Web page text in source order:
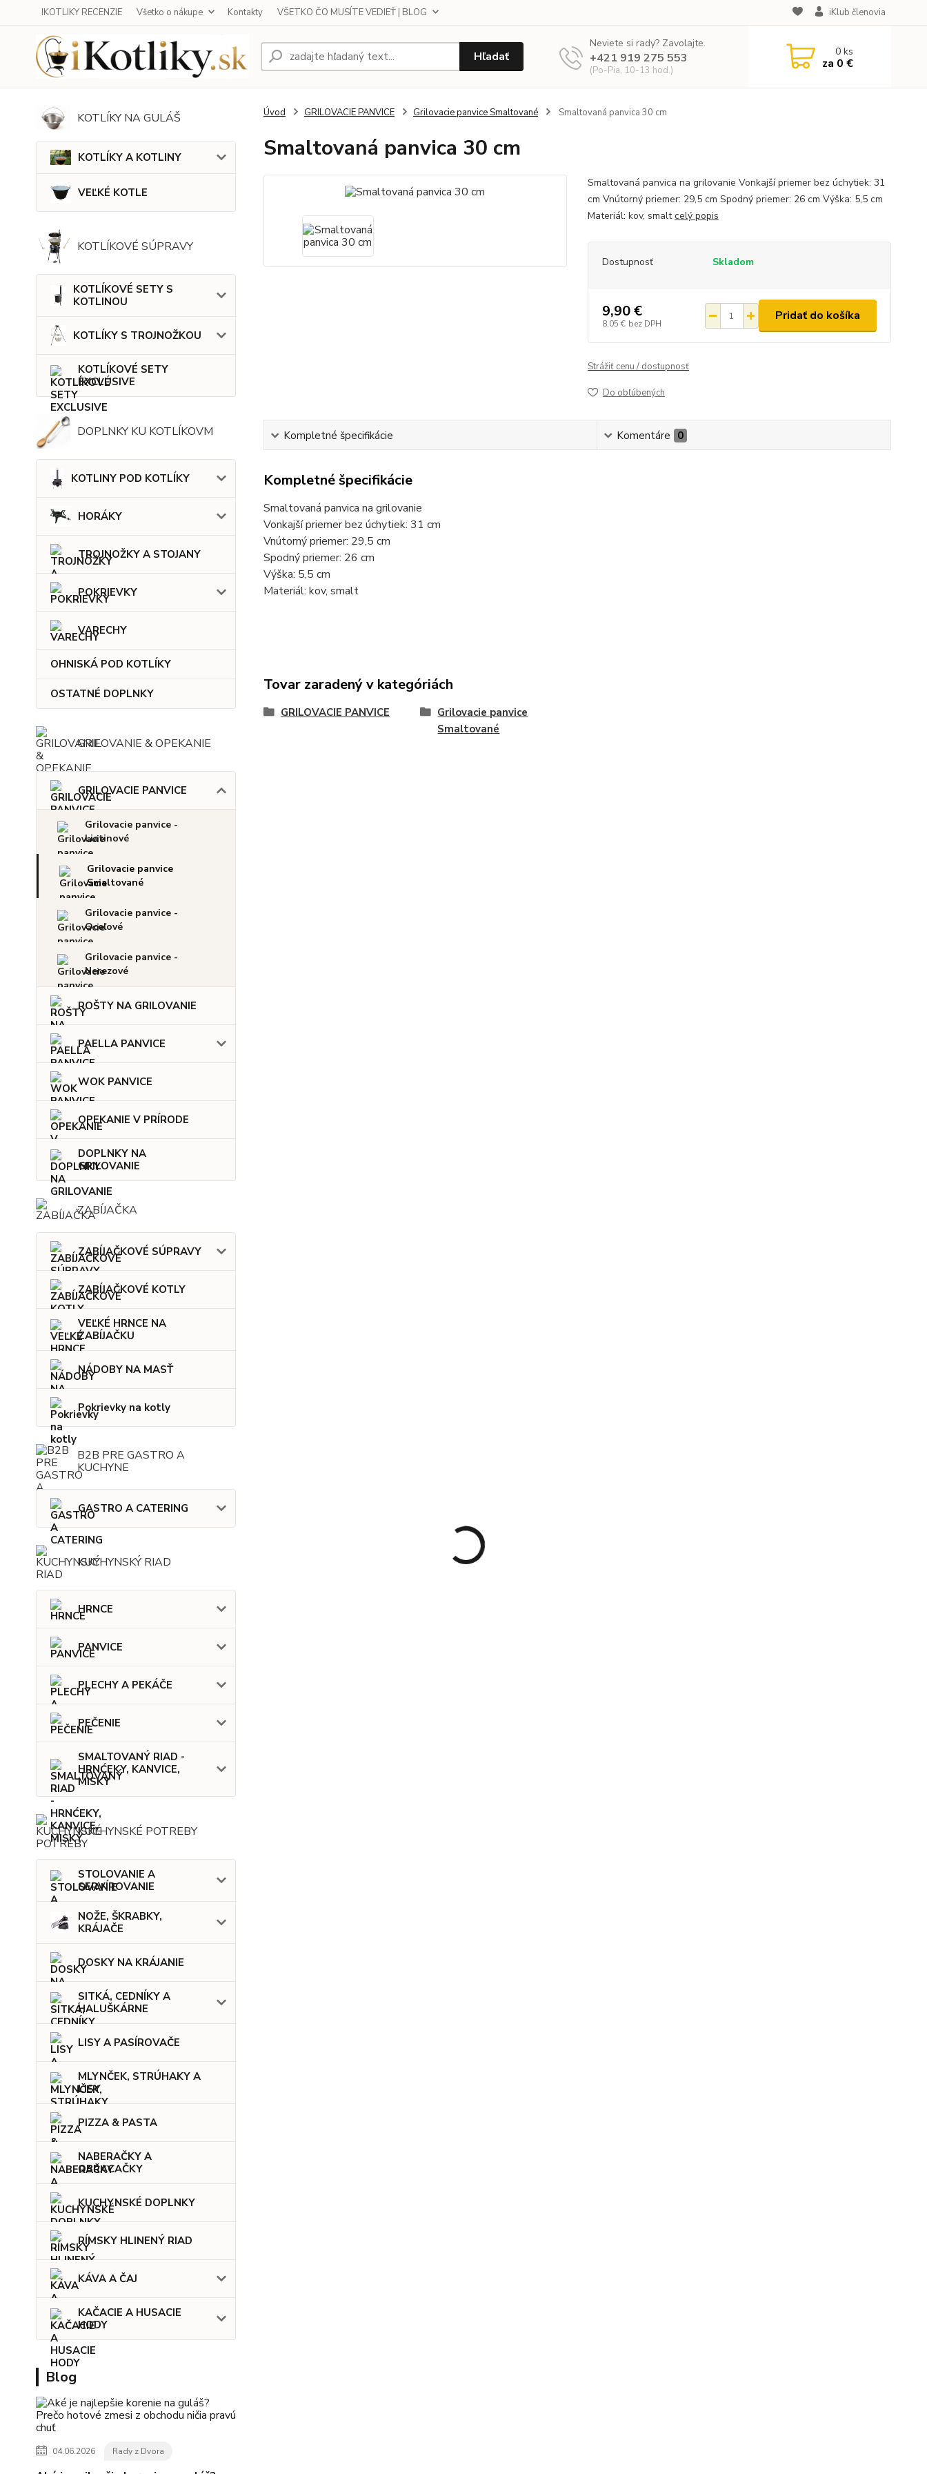
IKOTLIKY RECENZIE Všetko o nákupe Kontakty VŠETKO ČO MUSÍTE VEDIEŤ | BLOG iKlub členovia
Hľadať
Neviete si rady? Zavolajte.
+421 919 275 553
(Po-Pia, 10-13 hod.)
0ks
za 0 €
KOTLÍKY NA GULÁŠ
KOTLÍKY A KOTLINY
VEĽKÉ KOTLE
KOTLÍKOVÉ SÚPRAVY
KOTLÍKOVÉ SETY S
KOTLINOU
KOTLÍKY S TROJNOŽKOU
KOTLÍKOVÉ SETY
EXCLUSIVE
DOPLNKY KU KOTLÍKOVM
KOTLINY POD KOTLÍKY
HORÁKY
TROJNOŽKY A STOJANY
POKRIEVKY
VARECHY
OHNISKÁ POD KOTLÍKY
OSTATNÉ DOPLNKY
GRILOVANIE & OPEKANIE
GRILOVACIE PANVICE
Grilovacie panvice -
Liatinové
Grilovacie panvice
Smaltované
Grilovacie panvice -
Oceľové
Grilovacie panvice -
Nerezové
ROŠTY NA GRILOVANIE
PAELLA PANVICE
WOK PANVICE
OPEKANIE V PRÍRODE
DOPLNKY NA
GRILOVANIE
ZABÍJAČKA
ZABÍJAČKOVÉ SÚPRAVY
ZABÍJAČKOVÉ KOTLY
VEĽKÉ HRNCE NA
ZABÍJAČKU
NÁDOBY NA MASŤ
Pokrievky na kotly
B2B PRE GASTRO A
KUCHYNE
GASTRO A CATERING
KUCHYNSKÝ RIAD
HRNCE
PANVICE
PLECHY A PEKÁČE
PEČENIE
SMALTOVANÝ RIAD -
HRNĆEKY, KANVICE,
MISKY
KUCHYNSKÉ POTREBY
STOLOVANIE A
SERVÍROVANIE
NOŽE, ŠKRABKY,
KRÁJAČE
DOSKY NA KRÁJANIE
SITKÁ, CEDNÍKY A
HALUŠKÁRNE
LISY A PASÍROVAČE
MLYNČEK, STRÚHAKY A
LISY
PIZZA & PASTA
NABERAČKY A
OBRACAČKY
KUCHYNSKÉ DOPLNKY
RÍMSKY HLINENÝ RIAD
KÁVA A ČAJ
KAČACIE A HUSACIE
HODY
Blog
04.06.2026 Rady z Dvora
Úvod GRILOVACIE PANVICE Grilovacie panvice Smaltované Smaltovaná panvica 30 cm
Smaltovaná panvica 30 cm
Smaltovaná panvica na grilovanie Vonkajší priemer bez úchytiek: 31
cm Vnútorný priemer: 29,5 cm Spodný priemer: 26 cm Výška: 5,5 cm
Materiál: kov, smaltcelý popis
Dostupnosť Skladom
9,90 €
8,05 € bez DPH
Pridať do košíka
Strážiť cenu / dostupnosť
Do obľúbených
Kompletné špecifikácie Komentáre 0
Kompletné špecifikácie
Smaltovaná panvica na grilovanie
Vonkajší priemer bez úchytiek: 31 cm
Vnútorný priemer: 29,5 cm
Spodný priemer: 26 cm
Výška: 5,5 cm
Materiál: kov, smalt
Tovar zaradený v kategóriách
GRILOVACIE PANVICE
Grilovacie panvice
Smaltované